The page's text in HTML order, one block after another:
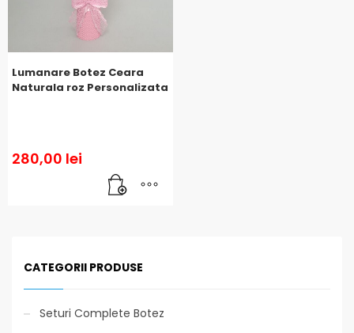
Lumanare Botez Ceara
Naturala roz Personalizata
280,00 lei
CATEGORII PRODUSE
Seturi Complete Botez